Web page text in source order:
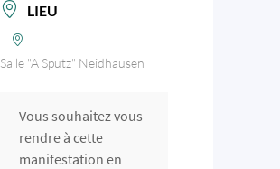
LIEU
Salle "A Sputz" Neidhausen
Vous souhaitez vous
rendre à cette
manifestation en